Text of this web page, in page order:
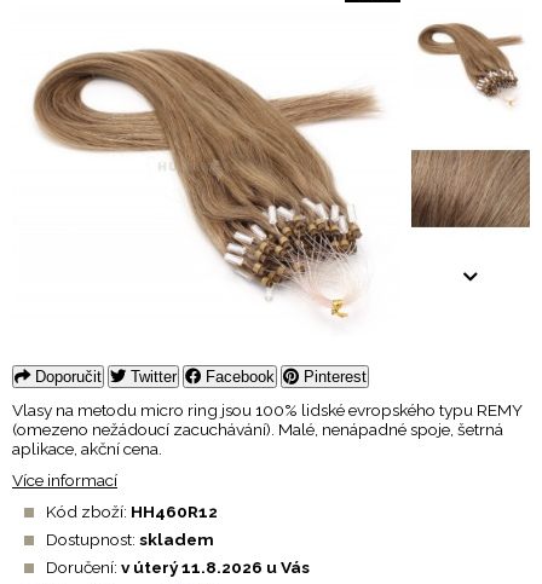
Doporučit Twitter Facebook Pinterest
Vlasy na metodu micro ring jsou 100% lidské evropského typu REMY
(omezeno nežádoucí zacuchávání). Malé, nenápadné spoje, šetrná
aplikace, akční cena.
Více informací
Kód zboží: HH460R12
Dostupnost: skladem
Doručení: v úterý 11.8.2026 u Vás